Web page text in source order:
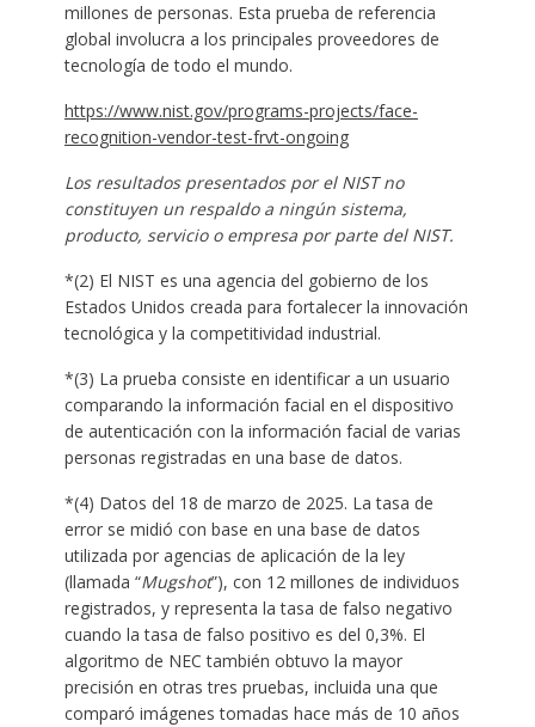
millones de personas. Esta prueba de referencia
global involucra a los principales proveedores de
tecnología de todo el mundo.
https://www.nist.gov/programs-projects/face-
recognition-vendor-test-frvt-ongoing
Los resultados presentados por el NIST no
constituyen un respaldo a ningún sistema,
producto, servicio o empresa por parte del NIST.
*(2) El NIST es una agencia del gobierno de los
Estados Unidos creada para fortalecer la innovación
tecnológica y la competitividad industrial.
*(3) La prueba consiste en identificar a un usuario
comparando la información facial en el dispositivo
de autenticación con la información facial de varias
personas registradas en una base de datos.
*(4) Datos del 18 de marzo de 2025. La tasa de
error se midió con base en una base de datos
utilizada por agencias de aplicación de la ley
(llamada “Mugshot”), con 12 millones de individuos
registrados, y representa la tasa de falso negativo
cuando la tasa de falso positivo es del 0,3%. El
algoritmo de NEC también obtuvo la mayor
precisión en otras tres pruebas, incluida una que
comparó imágenes tomadas hace más de 10 años